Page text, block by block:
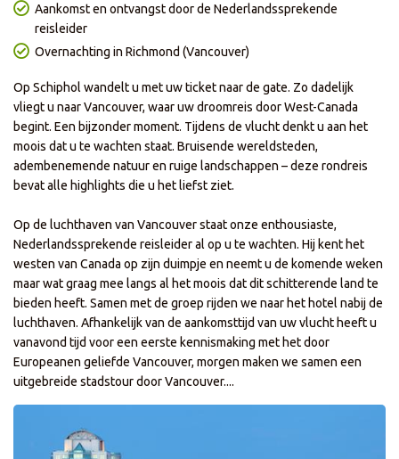
Aankomst en ontvangst door de Nederlandssprekende
reisleider
Overnachting in Richmond (Vancouver)
Op Schiphol wandelt u met uw ticket naar de gate. Zo dadelijk
vliegt u naar Vancouver, waar uw droomreis door West-Canada
begint. Een bijzonder moment. Tijdens de vlucht denkt u aan het
moois dat u te wachten staat. Bruisende wereldsteden,
adembenemende natuur en ruige landschappen – deze rondreis
bevat alle highlights die u het liefst ziet.
Op de luchthaven van Vancouver staat onze enthousiaste,
Nederlandssprekende reisleider al op u te wachten. Hij kent het
westen van Canada op zijn duimpje en neemt u de komende weken
maar wat graag mee langs al het moois dat dit schitterende land te
bieden heeft. Samen met de groep rijden we naar het hotel nabij de
luchthaven. Afhankelijk van de aankomsttijd van uw vlucht heeft u
vanavond tijd voor een eerste kennismaking met het door
Europeanen geliefde Vancouver, morgen maken we samen een
uitgebreide stadstour door Vancouver....